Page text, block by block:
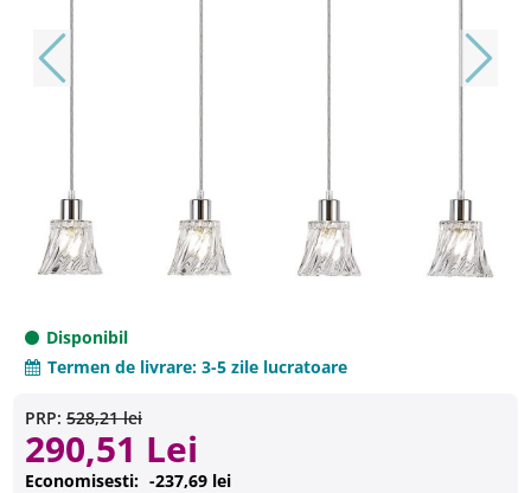
Disponibil
Termen de livrare: 3-5 zile lucratoare
PRP: 528,21 lei
290,51 Lei
Economisesti: -237,69 lei